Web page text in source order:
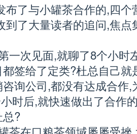
布了与小罐茶合作的,四个
到了大量读者的追问,焦点
一次见面,就聊了8个小时
签给了定类?杜总自己就
询公司,都没有达成合作,
时后,就快速做出了合作
?